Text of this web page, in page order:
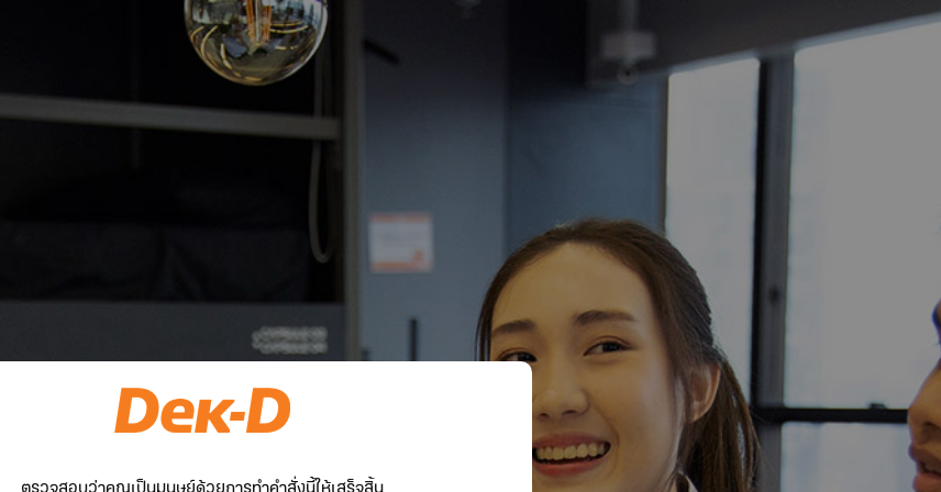
ตรวจสอบว่าคุณเป็นมนุษย์ด้วยการทำคำสั่งนี้ให้เสร็จสิ้น